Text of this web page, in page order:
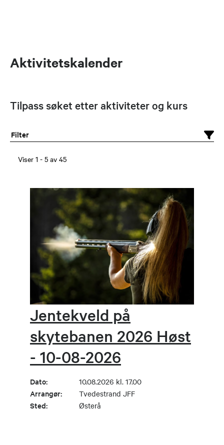
Aktivitetskalender
Tilpass søket etter aktiviteter og kurs
Filter
Viser 1 - 5 av 45
Jentekveld på
skytebanen 2026 Høst
- 10-08-2026
Dato: 10.08.2026 kl. 17.00
Arrangør: Tvedestrand JFF
Sted: Østerå